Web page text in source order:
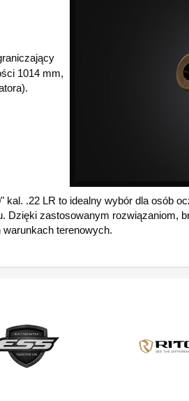
1014 mm,
kal. .22 LR to idealny wybór dla osób
Dzięki zastosowanym rozwiązaniom,
terenowych.